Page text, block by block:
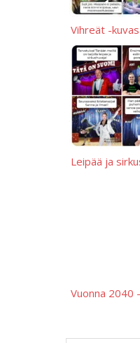
Vihreät -
Leipää ja
Vuonna 2040